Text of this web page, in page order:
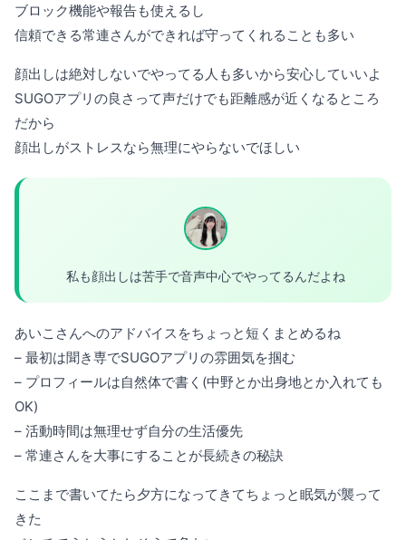
ブロック機能や報告も使えるし
信頼できる常連さんができれば守ってくれることも多い
顔出しは絶対しないでやってる人も多いから安心していいよ
SUGOアプリの良さって声だけでも距離感が近くなるところ
だから
顔出しがストレスなら無理にやらないでほしい
私も顔出しは苦手で音声中心でやってるんだよね
あいこさんへのアドバイスをちょっと短くまとめるね
– 最初は聞き専でSUGOアプリの雰囲気を掴む
– プロフィールは自然体で書く(中野とか出身地とか入れても
OK)
– 活動時間は無理せず自分の生活優先
– 常連さんを大事にすることが長続きの秘訣
ここまで書いてたら夕方になってきてちょっと眠気が襲って
きた